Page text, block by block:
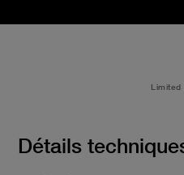
Limited
Détails